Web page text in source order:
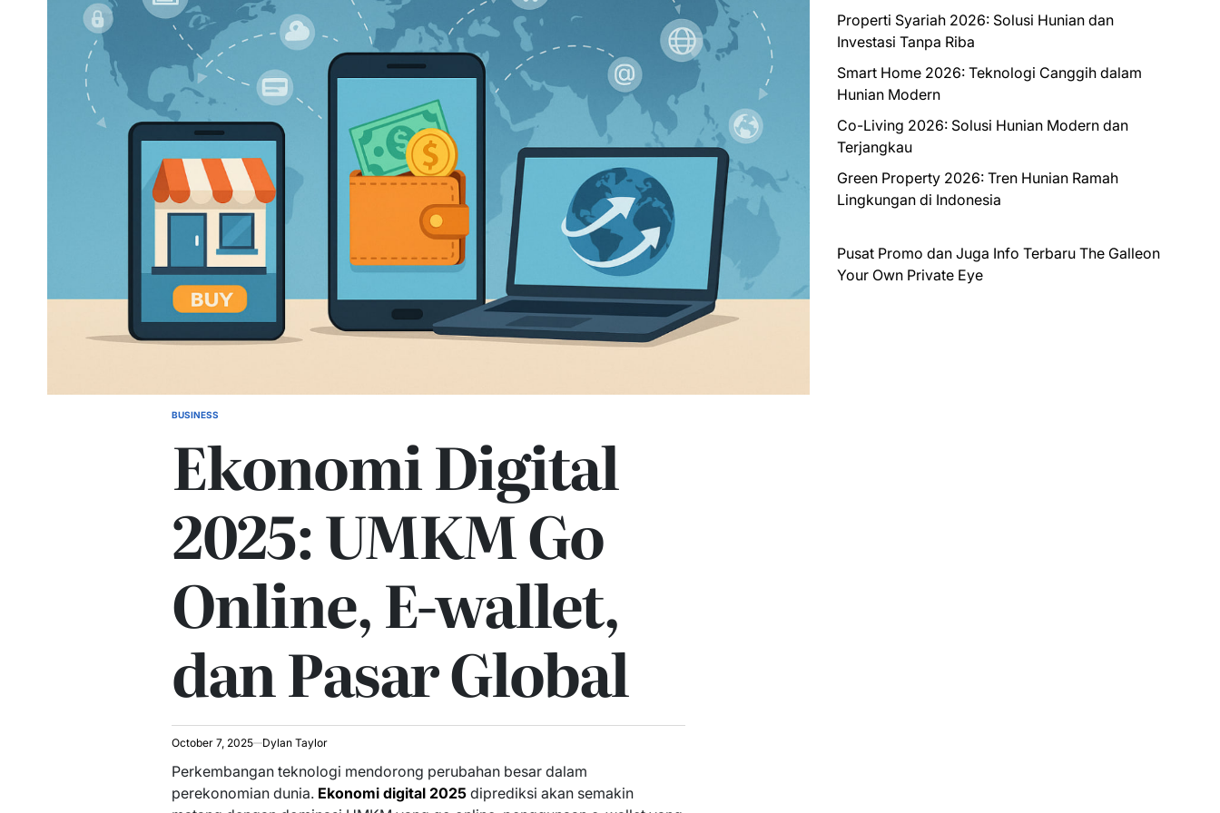
POSTED
BUSINESS
Ekonomi Digital
2025: UMKM Go
Online, E-wallet,
dan Pasar Global
October 7, 2025 Dylan Taylor
Perkembangan teknologi mendorong perubahan besar dalam
perekonomian dunia. Ekonomi digital 2025 diprediksi akan semakin
Properti Syariah 2026: Solusi Hunian dan
Investasi Tanpa Riba
Smart Home 2026: Teknologi Canggih dalam
Hunian Modern
Co-Living 2026: Solusi Hunian Modern dan
Terjangkau
Green Property 2026: Tren Hunian Ramah
Lingkungan di Indonesia
Pusat Promo dan Juga Info Terbaru The Galleon
Your Own Private Eye